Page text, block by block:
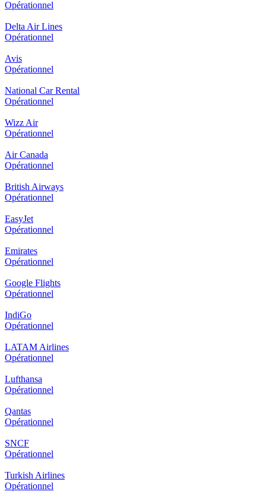
Opérationnel
Delta Air Lines
Opérationnel
Avis
Opérationnel
National Car Rental
Opérationnel
Wizz Air
Opérationnel
Air Canada
Opérationnel
British Airways
Opérationnel
EasyJet
Opérationnel
Emirates
Opérationnel
Google Flights
Opérationnel
IndiGo
Opérationnel
LATAM Airlines
Opérationnel
Lufthansa
Opérationnel
Qantas
Opérationnel
SNCF
Opérationnel
Turkish Airlines
Opérationnel